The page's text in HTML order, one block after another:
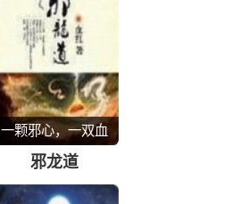
一颗邪心，一双血
手，你若谓我邪，我
只云你痴
邪龙道